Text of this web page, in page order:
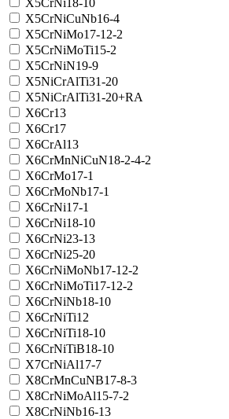
X5CrNiCuNb16-4
X5CrNiMo17-12-2
X5CrNiMoTi15-2
X5CrNiN19-9
X5NiCrAlTi31-20
X5NiCrAlTi31-20+RA
X6Cr13
X6Cr17
X6CrAl13
X6CrMnNiCuN18-2-4-2
X6CrMo17-1
X6CrMoNb17-1
X6CrNi17-1
X6CrNi18-10
X6CrNi23-13
X6CrNi25-20
X6CrNiMoNb17-12-2
X6CrNiMoTi17-12-2
X6CrNiNb18-10
X6CrNiTi12
X6CrNiTi18-10
X6CrNiTiB18-10
X7CrNiAl17-7
X8CrMnCuNB17-8-3
X8CrNiMoAl15-7-2
X8CrNiNb16-13